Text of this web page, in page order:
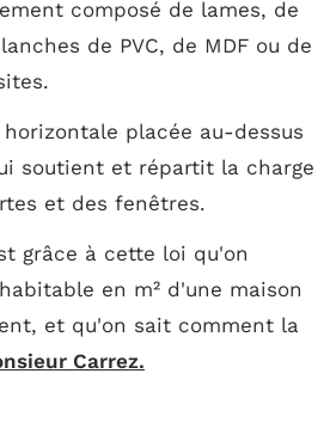
composé de lames, de
de PVC, de MDF ou de
placée au-dessus
soutient et répartit la charge
et des fenêtres.
grâce à cette loi qu'on
en m² d'une maison
et qu'on sait comment la
Carrez.